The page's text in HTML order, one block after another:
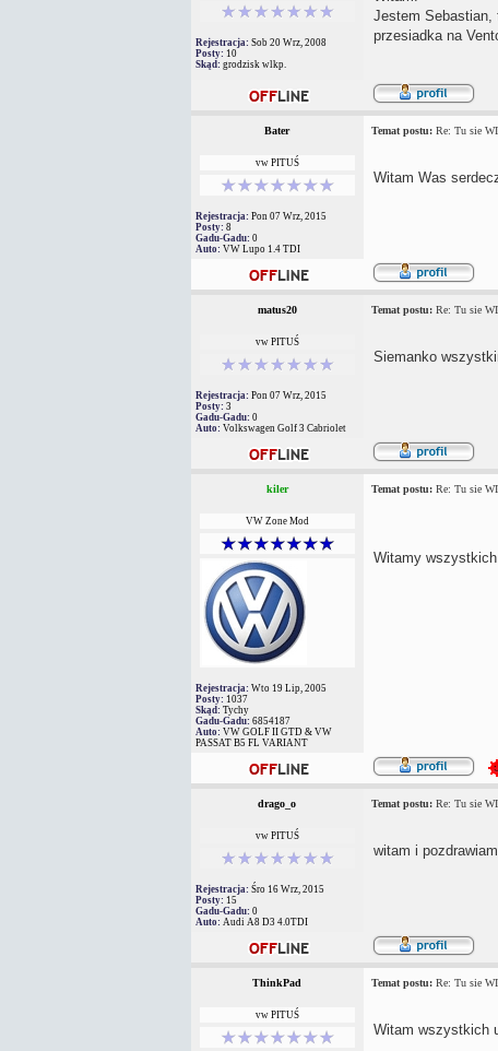
Rejestracja: Sob 20 Wrz, 2008
Posty: 10
Skąd: grodzisk wlkp.
Jestem Sebastian,
przesiadka na
Bater Temat postu:Re: Tu sie
vw PITUŚ
Rejestracja: Pon 07 Wrz, 2015
Posty: 8
Gadu-Gadu: 0
Auto: VW Lupo 1.4 TDI
Witam Was
matus20 Temat postu:Re: Tu sie
vw PITUŚ
Rejestracja: Pon 07 Wrz, 2015
Posty: 3
Gadu-Gadu: 0
Auto: Volkswagen Golf 3 Cabriolet
Siemanko
kiler Temat postu:Re: Tu sie
VW Zone Mod
Rejestracja: Wto 19 Lip, 2005
Posty: 1037
Skąd: Tychy
Gadu-Gadu: 6854187
Auto: VW GOLF II GTD & VW
PASSAT B5 FL VARIANT
Witamy
drago_o Temat postu:Re: Tu sie
vw PITUŚ
Rejestracja: Śro 16 Wrz, 2015
Posty: 15
Gadu-Gadu: 0
Auto: Audi A8 D3 4.0TDI
witam i pozdrawiam
ThinkPad Temat postu:Re: Tu sie
vw PITUŚ
Witam wszystkich